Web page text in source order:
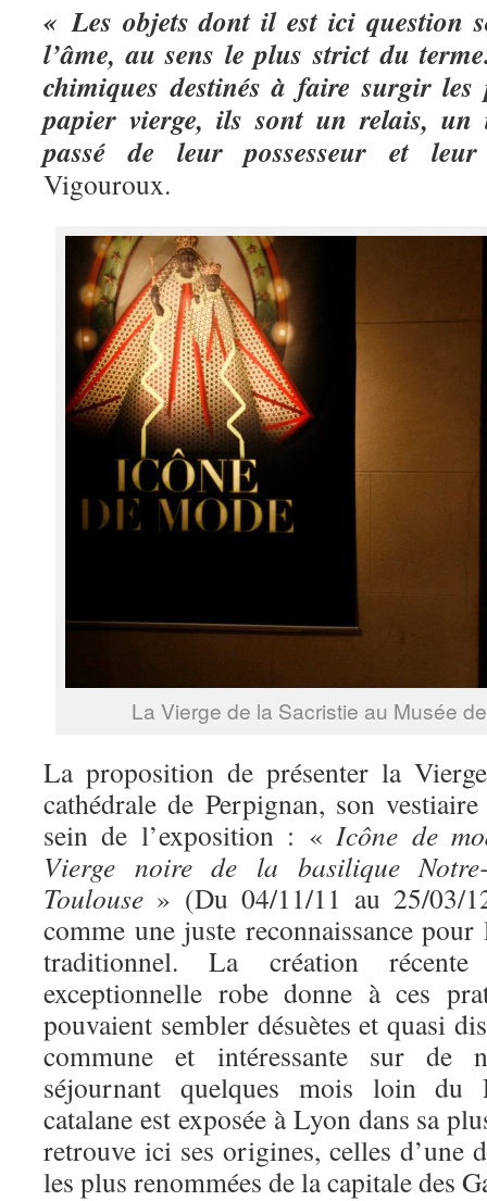
« Les objets dont il est ici question
l’âme, au sens le plus strict du
chimiques destinés à faire surgir
papier vierge, ils sont un relais, un
passé de leur possesseur et
Vigouroux.
La Vierge de la Sacristie au Musée
La proposition de présenter la
cathédrale de Perpignan, son
sein de l’exposition : «Icône de
Vierge noire de la basilique
Toulouse » (Du 04/11/11 au 25/03/
comme une juste reconnaissance
traditionnel. La création
exceptionnelle robe donne à ces
pouvaient sembler désuètes et quasi
commune et intéressante sur de
séjournant quelques mois loin du
catalane est exposée à Lyon dans sa
retrouve ici ses origines, celles d’une
les plus renommées de la capitale des